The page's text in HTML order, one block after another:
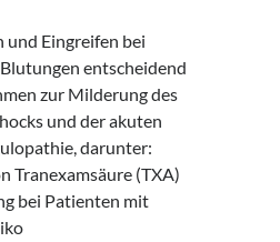
und Eingreifen bei
entscheidend
zur Milderung des
und der akuten
darunter:
Tranexamsäure (TXA)
bei Patienten mit